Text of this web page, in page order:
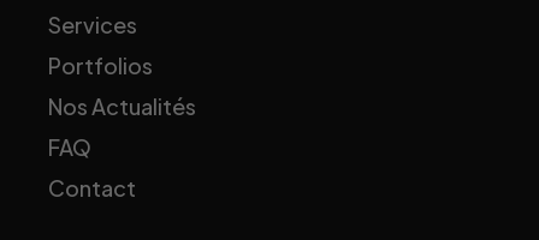
Services
Portfolios
Nos Actualités
FAQ
Contact